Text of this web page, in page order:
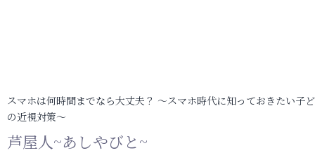
スマホは何時間までなら大丈夫？ ～スマホ時代に知っておきたい子
の近視対策～
芦屋人~あしやびと~